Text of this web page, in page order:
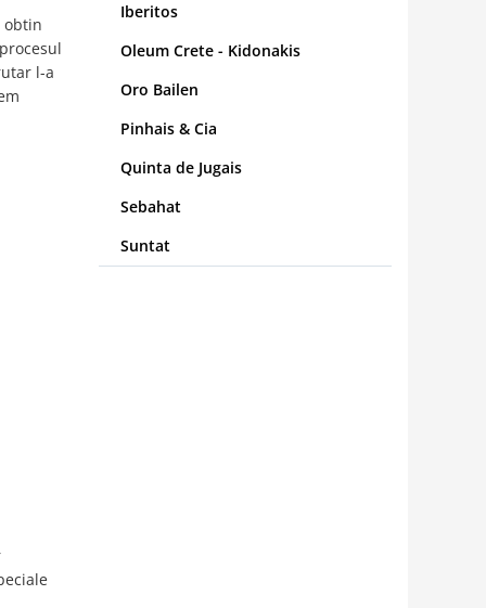
obtin
l-a
Iberitos
Oleum Crete - Kidonakis
Oro Bailen
Pinhais & Cia
Quinta de Jugais
Sebahat
Suntat